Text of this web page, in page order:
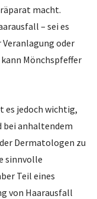
macht.
– sei es
oder
Mönchspfeffer
jedoch wichtig,
bei anhaltendem
Dermatologen zu
sinnvolle
Teil eines
von Haarausfall